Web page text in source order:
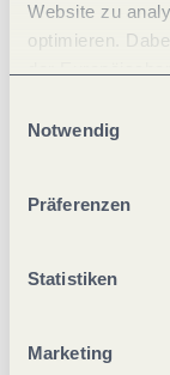
Website zu
optimieren.
jederzeit
ablehnen" kann
Notwendig
Präferenzen
Statistiken
Marketing
Diese Webseite